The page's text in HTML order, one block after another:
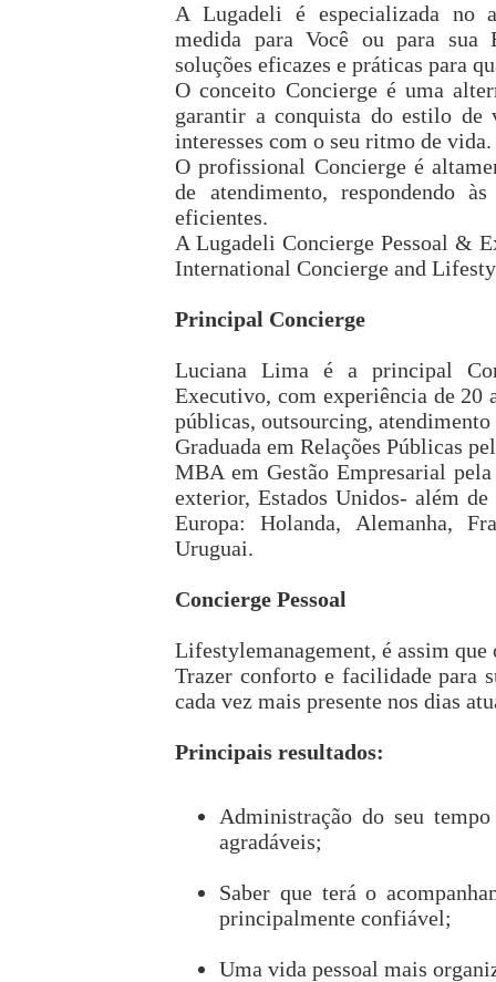
A Lugadeli é especializada no
medida para Você ou para sua
soluções eficazes e práticas para
O conceito Concierge é uma
garantir a conquista do estilo de
interesses com o seu ritmo de vida.
O profissional Concierge é
de atendimento, respondendo
eficientes.
A Lugadeli Concierge Pessoal &
International Concierge and
Principal Concierge
Luciana Lima é a principal
Executivo, com experiência de 20
públicas, outsourcing,
Graduada em Relações Públicas
MBA em Gestão Empresarial
exterior, Estados Unidos- além
Europa: Holanda, Alemanha,
Uruguai.
Concierge Pessoal
Lifestylemanagement, é assim
Trazer conforto e facilidade para
cada vez mais presente nos dias
Principais resultados:
Administração do seu
agradáveis;
Saber que terá o
principalmente confiável;
Uma vida pessoal mais